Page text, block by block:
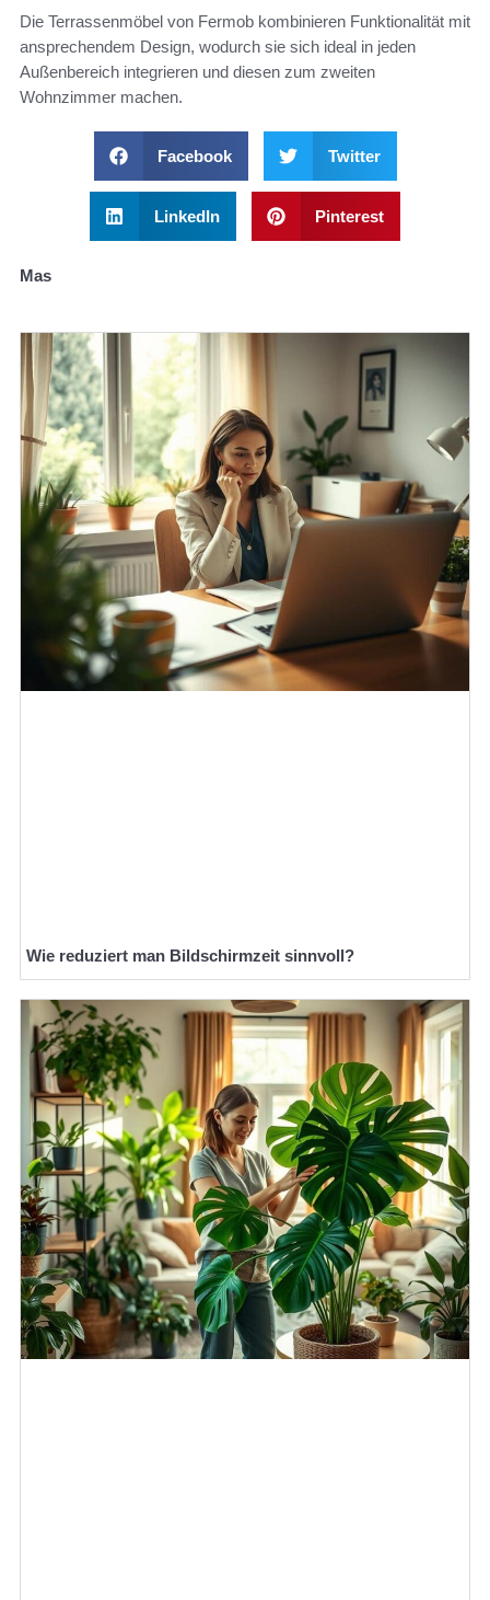
Die Terrassenmöbel von Fermob kombinieren Funktionalität mit
ansprechendem Design, wodurch sie sich ideal in jeden
Außenbereich integrieren und diesen zum zweiten
Wohnzimmer machen.
Facebook Twitter
LinkedIn Pinterest
Mas
Wie reduziert man Bildschirmzeit sinnvoll?